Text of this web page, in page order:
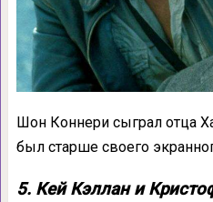
Шон Коннери сыграл отца
был старше своего
5. Кей Кэллан и